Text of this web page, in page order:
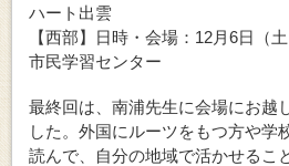
ハート出雲
【西部】日時・会場：12月6日（
市民学習センター
最終回は、南浦先生に会場にお越
した。外国にルーツをもつ方や学
読んで、自分の地域で活かせるこ